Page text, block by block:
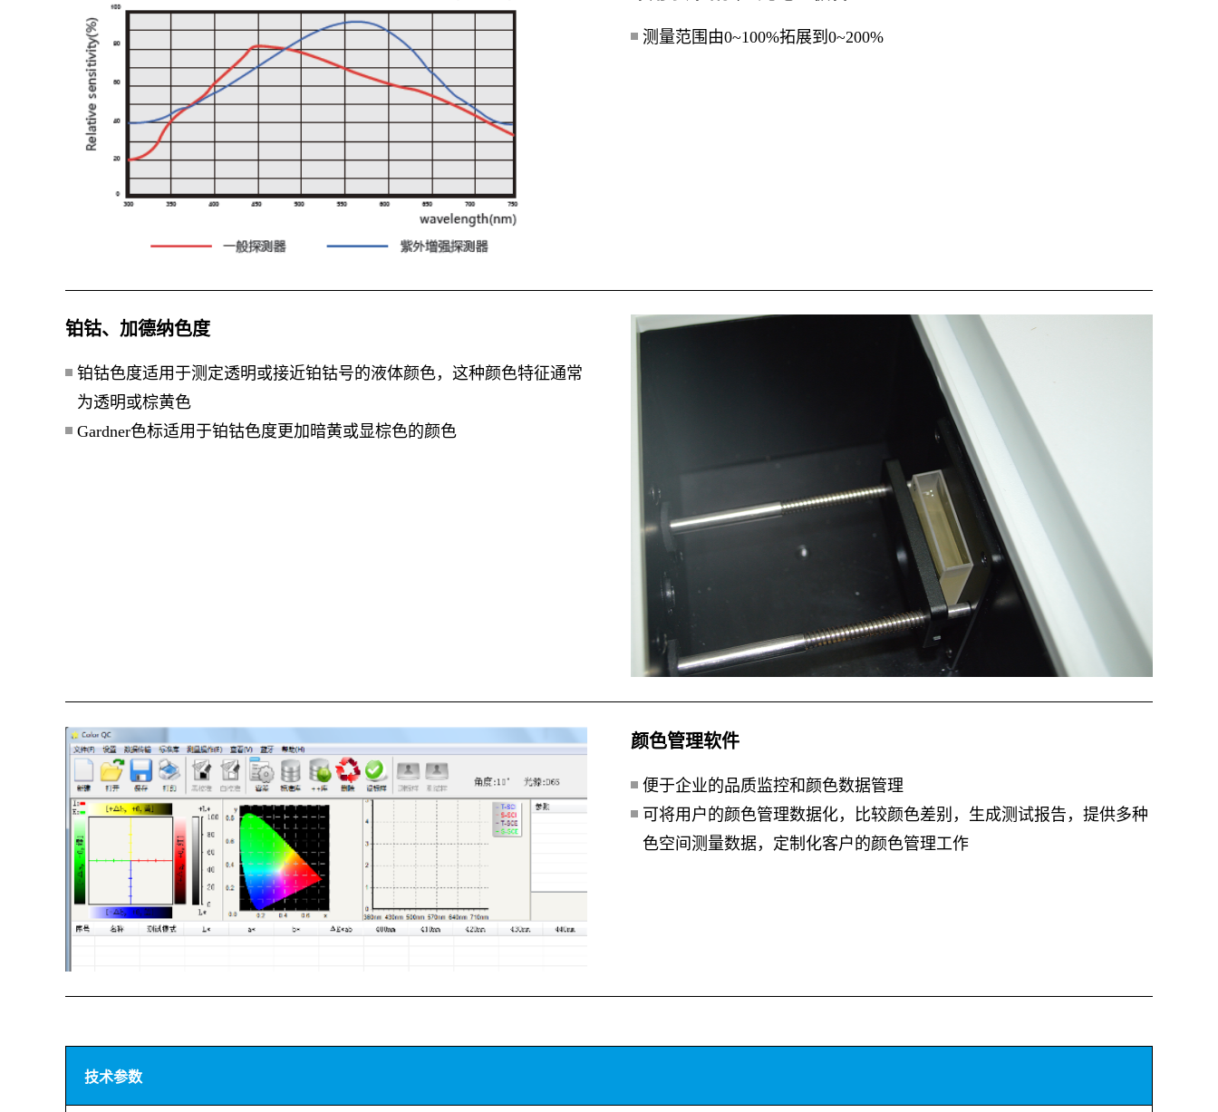
测量范围由0~100%拓展到0~200%
铂钴、加德纳色度
铂钴色度适用于测定透明或接近铂钴号的液体颜色，这种颜色特征通常
为透明或棕黄色
Gardner色标适用于铂钴色度更加暗黄或显棕色的颜色
颜色管理软件
便于企业的品质监控和颜色数据管理
可将用户的颜色管理数据化，比较颜色差别，生成测试报告，提供多种
色空间测量数据，定制化客户的颜色管理工作
技术参数